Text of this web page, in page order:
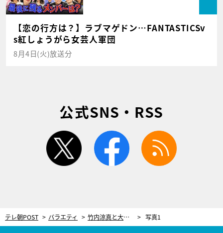
【恋の行方は？】ラブマゲドン…FANTASTICSv
s紅しょうがら女芸人軍団
8月4日(火)放送分
公式SNS・RSS
twitter facebook
テレ朝POST バラエティ 竹内涼真と大地真央が「スクラッチ旅」初参戦！雄叫びが止まらない“大当たり”ゲット 写真1